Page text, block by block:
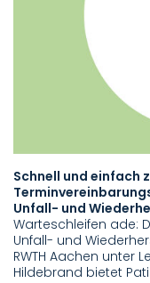
Schnell und einfach
Unfall- und
Warteschleifen ade:
Unfall- und
RWTH Aachen unter
Hildebrand bietet